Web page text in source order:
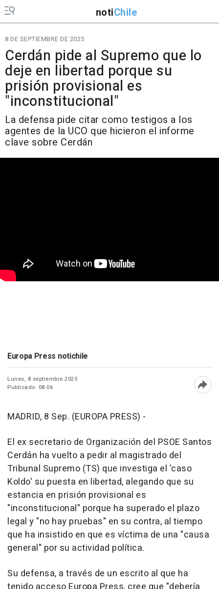
notiChile
8 DE SEPTIEMBRE DE 2025
Cerdán pide al Supremo que lo
deje en libertad porque su
prisión provisional es
"inconstitucional"
La defensa pide citar como testigos a los
agentes de la UCO que hicieron el informe
clave sobre Cerdán
Europa Press notichile
Lunes, 8 septiembre 2025
Publicado: 08:06
MADRID, 8 Sep. (EUROPA PRESS) -
El ex secretario de Organización del PSOE Santos
Cerdán ha vuelto a pedir al magistrado del
Tribunal Supremo (TS) que investiga el 'caso
Koldo' su puesta en libertad, alegando que su
estancia en prisión provisional es
"inconstitucional" porque ha superado el plazo
legal y "no hay pruebas" en su contra, al tiempo
que ha insistido en que es víctima de una "causa
general" por su actividad política.
Su defensa, a través de un escrito al que ha